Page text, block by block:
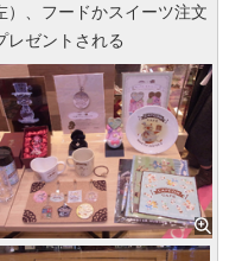
）、フードかスイーツ注文
レゼントされる